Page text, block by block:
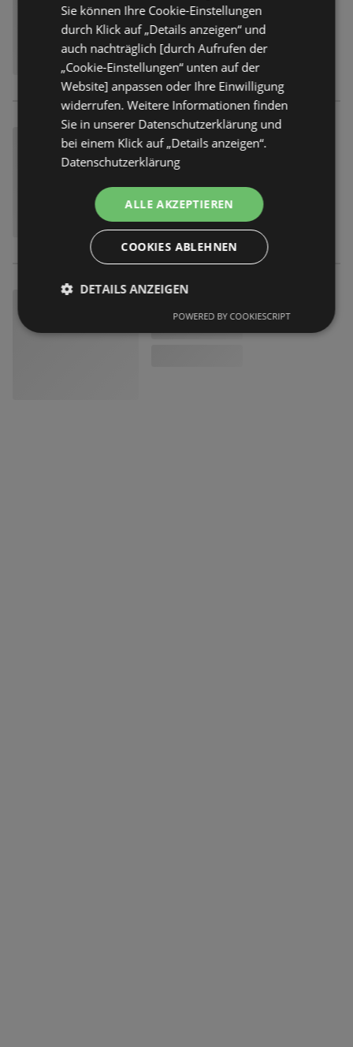
Sie können Ihre Cookie-Einstellungen
durch Klick auf „Details anzeigen“ und
auch nachträglich [durch Aufrufen der
„Cookie-Einstellungen“ unten auf der
Website] anpassen oder Ihre Einwilligung
widerrufen. Weitere Informationen finden
Sie in unserer Datenschutzerklärung und
bei einem Klick auf „Details anzeigen“.
Datenschutzerklärung
ALLE AKZEPTIEREN
COOKIES ABLEHNEN
DETAILS ANZEIGEN
POWERED BY COOKIESCRIPT